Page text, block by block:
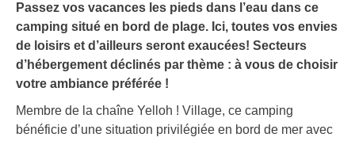
Passez vos vacances les pieds dans l’eau dans ce
camping situé en bord de plage. Ici, toutes vos envies
de loisirs et d’ailleurs seront exaucées! Secteurs
d’hébergement déclinés par thème : à vous de choisir
votre ambiance préférée !
Membre de la chaîne Yelloh ! Village, ce camping
bénéficie d’une situation privilégiée en bord de mer avec